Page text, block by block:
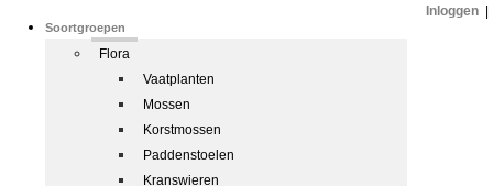
Soortgroepen
Flora
Vaatplanten
Mossen
Korstmossen
Paddenstoelen
Kranswieren
Inloggen